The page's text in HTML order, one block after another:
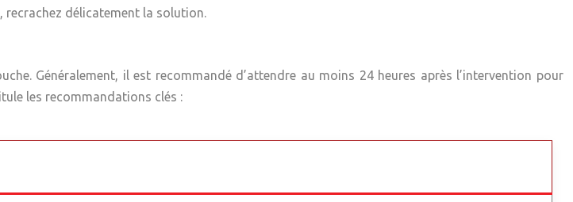
recrachez délicatement la solution.
Généralement, il est recommandé d’attendre au moins 24 heures après l’intervention pour
les recommandations clés :